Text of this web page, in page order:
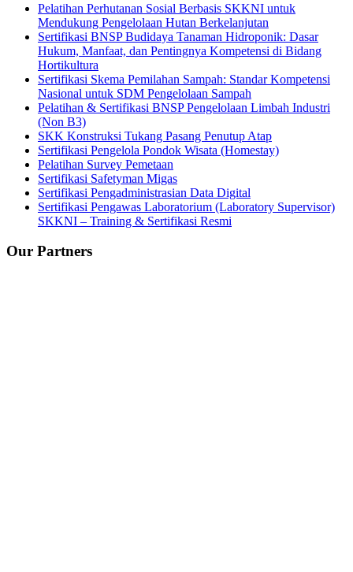
Pelatihan Perhutanan Sosial Berbasis SKKNI untuk
Mendukung Pengelolaan Hutan Berkelanjutan
Sertifikasi BNSP Budidaya Tanaman Hidroponik: Dasar
Hukum, Manfaat, dan Pentingnya Kompetensi di Bidang
Hortikultura
Sertifikasi Skema Pemilahan Sampah: Standar Kompetensi
Nasional untuk SDM Pengelolaan Sampah
Pelatihan & Sertifikasi BNSP Pengelolaan Limbah Industri
(Non B3)
SKK Konstruksi Tukang Pasang Penutup Atap
Sertifikasi Pengelola Pondok Wisata (Homestay)
Pelatihan Survey Pemetaan
Sertifikasi Safetyman Migas
Sertifikasi Pengadministrasian Data Digital
Sertifikasi Pengawas Laboratorium (Laboratory Supervisor)
SKKNI – Training & Sertifikasi Resmi
Our Partners